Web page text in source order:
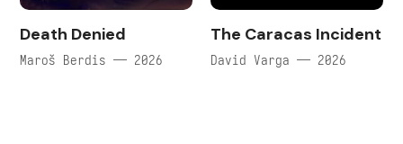
Death Denied
Maroš Berdis — 2026
The Caracas Incident
David Varga — 2026